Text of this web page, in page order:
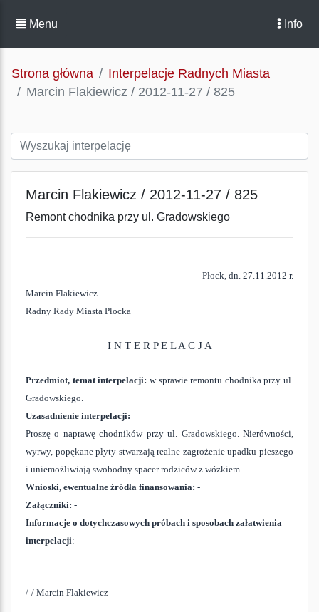
Menu Info
Strona główna
Interpelacje Radnych Miasta
Marcin Flakiewicz / 2012-11-27 / 825
Marcin Flakiewicz / 2012-11-27 / 825
Remont chodnika przy ul. Gradowskiego
Płock, dn. 27.11.2012 r.
Marcin Flakiewicz
Radny Rady Miasta Płocka
I N T E R P E L A C J A
Przedmiot, temat interpelacji: w sprawie remontu chodnika przy ul.
Gradowskiego.
Uzasadnienie interpelacji:
Proszę o naprawę chodników przy ul. Gradowskiego. Nierówności,
wyrwy, popękane płyty stwarzają realne zagrożenie upadku pieszego
i uniemożliwiają swobodny spacer rodziców z wózkiem.
Wnioski, ewentualne źródła finansowania: -
Załączniki: -
Informacje o dotychczasowych próbach i sposobach załatwienia
interpelacji: -
/-/ Marcin Flakiewicz